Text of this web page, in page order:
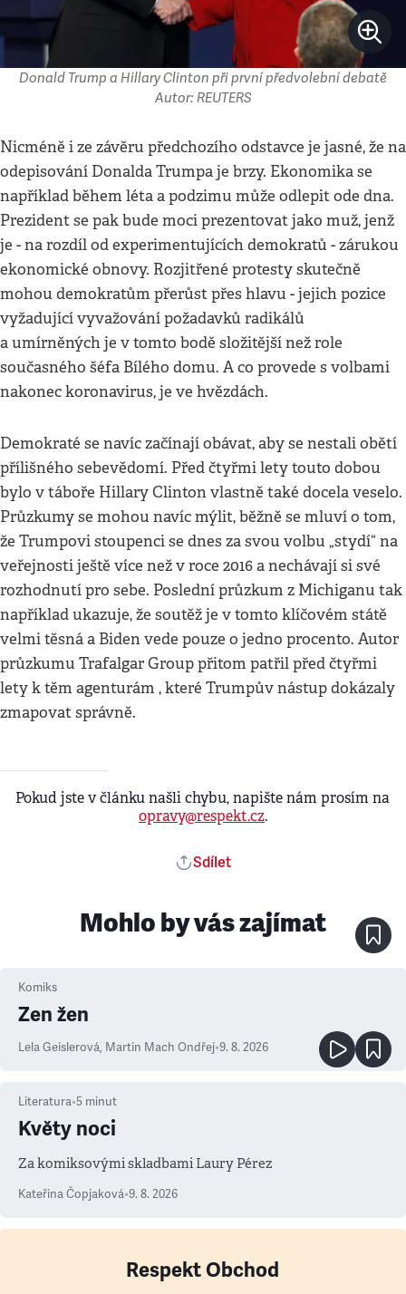
Donald Trump a Hillary Clinton při první předvolební debatě
Autor: REUTERS
Nicméně i ze závěru předchozího odstavce je jasné, že na
odepisování Donalda Trumpa je brzy. Ekonomika se
například během léta a podzimu může odlepit ode dna.
Prezident se pak bude moci prezentovat jako muž, jenž
je - na rozdíl od experimentujících demokratů - zárukou
ekonomické obnovy. Rozjitřené protesty skutečně
mohou demokratům přerůst přes hlavu - jejich pozice
vyžadující vyvažování požadavků radikálů
a umírněných je v tomto bodě složitější než role
současného šéfa Bílého domu. A co provede s volbami
nakonec koronavirus, je ve hvězdách.
Demokraté se navíc začínají obávat, aby se nestali obětí
přílišného sebevědomí. Před čtyřmi lety touto dobou
bylo v táboře Hillary Clinton vlastně také docela veselo.
Průzkumy se mohou navíc mýlit, běžně se mluví o tom,
že Trumpovi stoupenci se dnes za svou volbu „stydí“ na
veřejnosti ještě více než v roce 2016 a nechávají si své
rozhodnutí pro sebe. Poslední průzkum z Michiganu tak
například ukazuje, že soutěž je v tomto klíčovém státě
velmi těsná a Biden vede pouze o jedno procento. Autor
průzkumu Trafalgar Group přitom patřil před čtyřmi
lety k těm agenturám , které Trumpův nástup dokázaly
zmapovat správně.
Pokud jste v článku našli chybu, napište nám prosím na
opravy@respekt.cz.
Sdílet
Mohlo by vás zajímat
Komiks
Zen žen
Lela Geislerová, Martin Mach Ondřej•9. 8. 2026
Literatura•5 minut
Květy noci
Za komiksovými skladbami Laury Pérez
Kateřina Čopjaková•9. 8. 2026
Respekt Obchod